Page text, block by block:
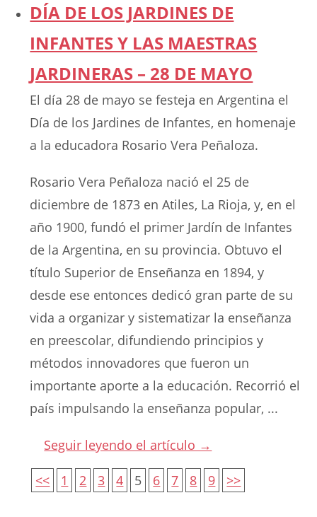
DÍA DE LOS JARDINES DE
INFANTES Y LAS MAESTRAS
JARDINERAS – 28 DE MAYO
El día 28 de mayo se festeja en Argentina el
Día de los Jardines de Infantes, en homenaje
a la educadora Rosario Vera Peñaloza.
Rosario Vera Peñaloza nació el 25 de
diciembre de 1873 en Atiles, La Rioja, y, en el
año 1900, fundó el primer Jardín de Infantes
de la Argentina, en su provincia. Obtuvo el
título Superior de Enseñanza en 1894, y
desde ese entonces dedicó gran parte de su
vida a organizar y sistematizar la enseñanza
en preescolar, difundiendo principios y
métodos innovadores que fueron un
importante aporte a la educación. Recorrió el
país impulsando la enseñanza popular, ...
Seguir leyendo el artículo →
<< 1 2 3 4 5 6 7 8 9 >>